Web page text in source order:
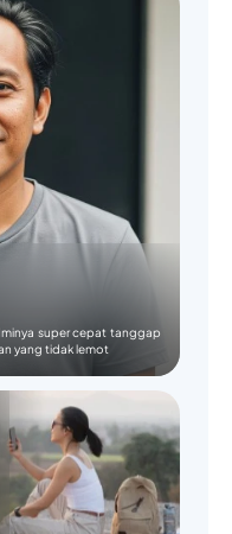
super cepat tanggap
yang tidak lemot